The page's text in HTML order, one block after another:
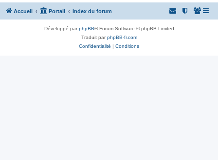
Accueil Portail Index du forum
Développé parphpBB® Forum Software © phpBB Limited
Traduit parphpBB-fr.com
Confidentialité | Conditions